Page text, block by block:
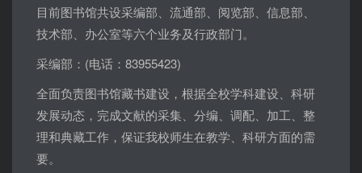
目前图书馆共设采编部、流通部、阅览部、信息部、
技术部、办公室等六个业务及行政部门。
采编部： (电话： 83955423)
全面负责图书馆藏书建设，根据全校学科建设、科研
发展动态，完成文献的采集、分编、调配、加工、整
理和典藏工作，保证我校师生在教学、科研方面的需
要。